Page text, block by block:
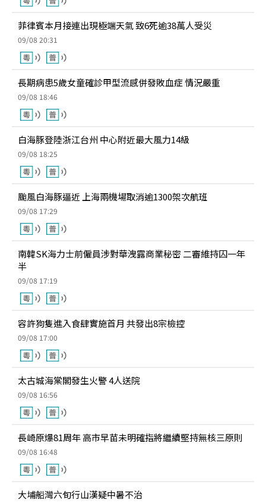
菲律賓本月接連出現極端天氣 致6死逾38萬人受災
09/08 20:31
長期病患5歲女童確診甲型流感併發敗血症 情況嚴重
09/08 18:46
白海豚登陸浙江台州 中心附近最大風力14級
09/08 18:25
颱風白海豚逼近 上海兩機場取消逾1300架次航班
09/08 17:29
南韓SK海力士前僱員涉對華洩露商業秘密 二審維持囚一年
半
09/08 17:19
容許狗隻進入食肆實施首月 共發出8宗檢控
09/08 17:00
太古城海棠閣發生火警 4人送院
09/08 16:56
長崎原爆81周年 高市早苗未明確指將繼續堅持無核三原則
09/08 16:48
大埔船灣六旬行山漢疑中暑不治